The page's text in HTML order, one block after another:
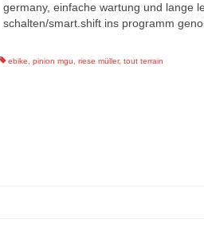
germany, einfache wartung und lange
schalten/smart.shift ins programm
ebike ,pinion mgu ,riese müller,tout terrain